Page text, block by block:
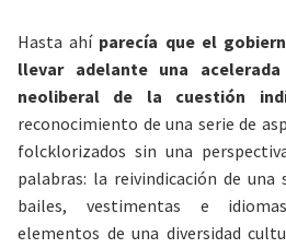
Hasta ahí parecía que el
llevar adelante una
neoliberal de la cuestión
reconocimiento de una serie de
folcklorizados sin una
palabras: la reivindicación de una
bailes, vestimentas e
elementos de una diversidad